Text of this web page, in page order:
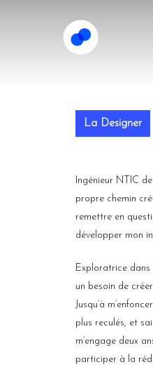
La Designer
Ingénieur NTIC
propre chemin
remettre en
développer mon
Exploratrice dans
un besoin de
Jusqu’à
plus reculés, et
m’engage deux
participer à la